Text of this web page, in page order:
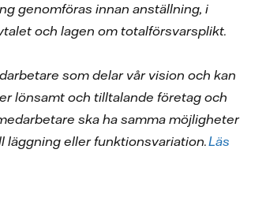
genomföras innan anställning, i
och lagen om totalförsvarsplikt.
som delar vår vision och kan
lönsamt och tilltalande företag och
ska ha samma möjligheter
eller funktionsvariation.Läs